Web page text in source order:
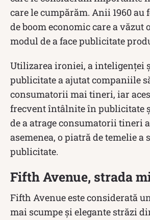
care le cumpărăm. Anii 1960 au
de boom economic care a văzut
modul de a face publicitate
Utilizarea ironiei, a inteligenței
publicitate a ajutat companiile
consumatorii mai tineri, iar
frecvent întâlnite în publicitate
de a atrage consumatorii tineri
asemenea, o piatră de temelie a
publicitate.
Fifth Avenue, strada
Fifth Avenue este considerată
mai scumpe și elegante străzi